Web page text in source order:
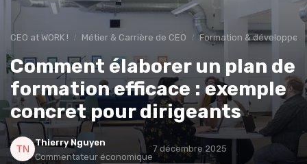
CEO at WORK ! Métier & Carrière de CEO Formation &
Comment élaborer un plan de
formation efficace : exemple
concret pour dirigeants
Thierry Nguyen
Commentateur économique
7 décembre 2025